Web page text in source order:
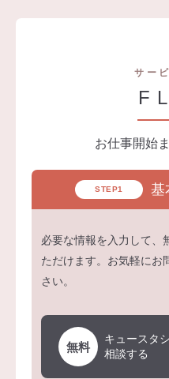
サー
お仕事開始
STEP1 基
必要な情報を入力して、
ただけます。お気軽にお
さい。
無料
キュースタ
相談する